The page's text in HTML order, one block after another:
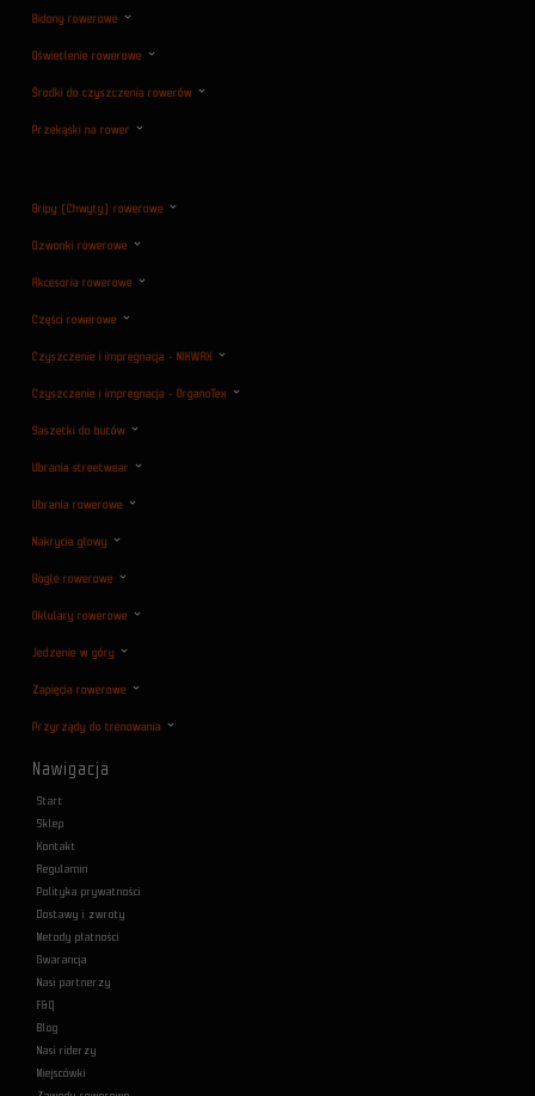
Bidony rowerowe
Oświetlenie rowerowe
Środki do czyszczenia rowerów
Przekąski na rower
Gripy (Chwyty) rowerowe
Dzwonki rowerowe
Akcesoria rowerowe
Części rowerowe
Czyszczenie i impregnacja - NIKWAX
Czyszczenie i impregnacja - OrganoTex
Saszetki do butów
Ubrania streetwear
Ubrania rowerowe
Nakrycia głowy
Gogle rowerowe
Oklulary rowerowe
Jedzenie w góry
Zapięcia rowerowe
Przyrządy do trenowania
Nawigacja
Start
Sklep
Kontakt
Regulamin
Polityka prywatności
Dostawy i zwroty
Metody płatności
Gwarancja
Nasi partnerzy
F&Q
Blog
Nasi riderzy
Miejscówki